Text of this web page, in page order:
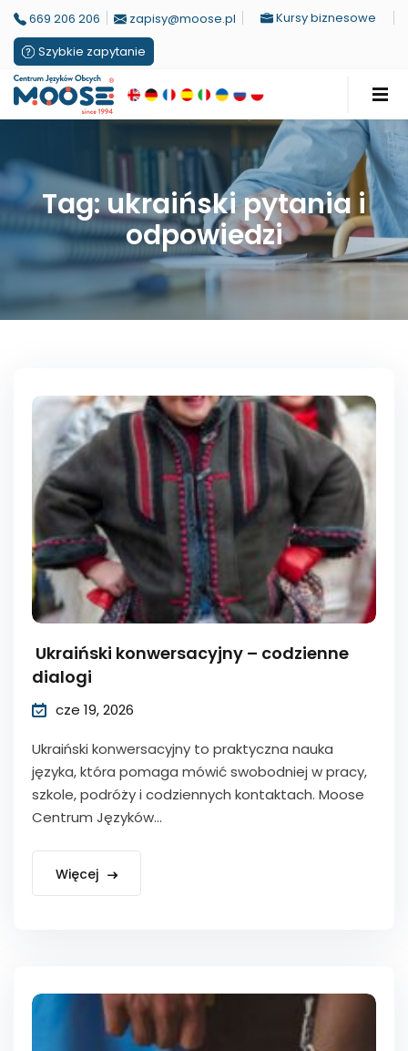
669 206 206 zapisy@moose.pl
Kursy biznesowe
Szybkie zapytanie
Tag: ukraiński pytania i
odpowiedzi
Ukraiński konwersacyjny – codzienne
dialogi
cze 19, 2026
Ukraiński konwersacyjny to praktyczna nauka
języka, która pomaga mówić swobodniej w pracy,
szkole, podróży i codziennych kontaktach. Moose
Centrum Języków...
Więcej